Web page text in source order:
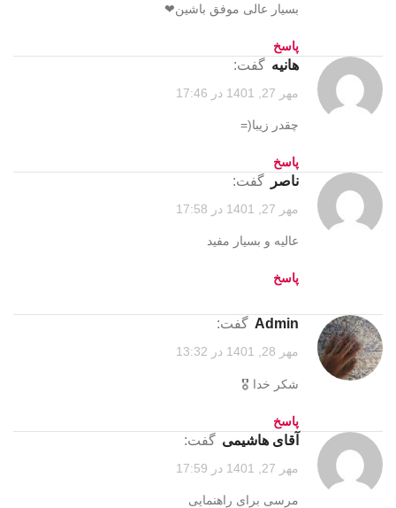
بسیار عالی موفق باشین❤
پاسخ
هانیه گفت:
مهر 27, 1401 در 17:46
چقدر زیبا(=
پاسخ
ناصر گفت:
مهر 27, 1401 در 17:58
عالیه و بسیار مفید
پاسخ
admin گفت:
مهر 28, 1401 در 13:32
شکر خدا 🎖️
پاسخ
آقای هاشیمی گفت:
مهر 27, 1401 در 17:59
مرسی برای راهنمایی